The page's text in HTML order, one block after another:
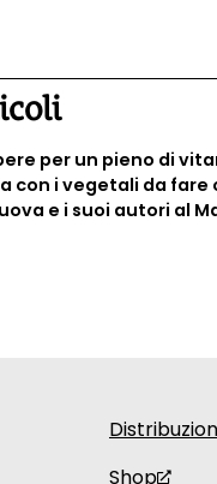
per un pieno di
con i vegetali da fare
e i suoi autori al
Shop